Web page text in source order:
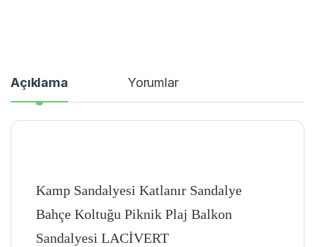
Açıklama Yorumlar
Kamp Sandalyesi Katlanır Sandalye
Bahçe Koltuğu Piknik Plaj Balkon
Sandalyesi LACİVERT